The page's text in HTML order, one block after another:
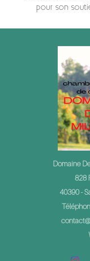
pour son
Domaine
828
40390 -